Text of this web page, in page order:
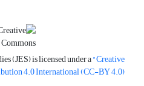
(JES) is licensed under a"Creative
4.0 International (CC-BY 4.0)"